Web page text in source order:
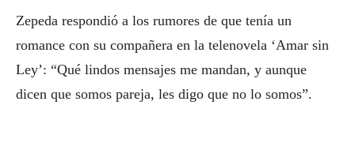
Zepeda respondió a los rumores de que tenía un
romance con su compañera en la telenovela ‘Amar sin
Ley’: “Qué lindos mensajes me mandan, y aunque
dicen que somos pareja, les digo que no lo somos”.